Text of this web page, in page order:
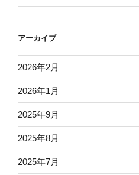
アーカイブ
2026年2月
2026年1月
2025年9月
2025年8月
2025年7月